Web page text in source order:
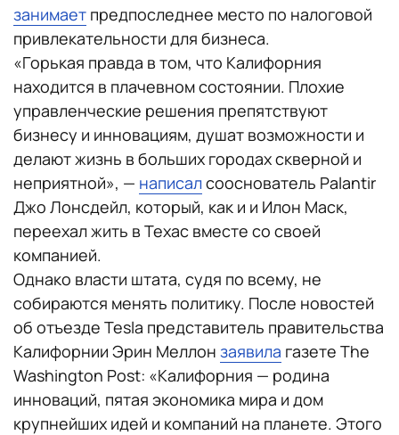
занимает предпоследнее место по налоговой
привлекательности для бизнеса.
«Горькая правда в том, что Калифорния
находится в плачевном состоянии. Плохие
управленческие решения препятствуют
бизнесу и инновациям, душат возможности и
делают жизнь в больших городах скверной и
неприятной», — написалсооснователь Palantir
Джо Лонсдейл, который, как и и Илон Маск,
переехал жить в Техас вместе со своей
компанией.
Однако власти штата, судя по всему, не
собираются менять политику. После новостей
об отъезде Tesla представитель правительства
Калифорнии Эрин Меллон заявила газете The
Washington Post: «Калифорния — родина
инноваций, пятая экономика мира и дом
крупнейших идей и компаний на планете. Этого